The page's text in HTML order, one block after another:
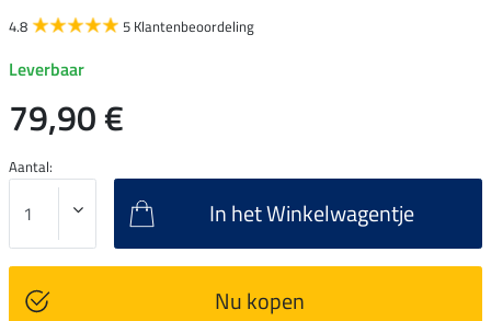
4.8 5 Klantenbeoordeling
Leverbaar
79,90 €
Aantal:
In het Winkelwagentje
Nu kopen